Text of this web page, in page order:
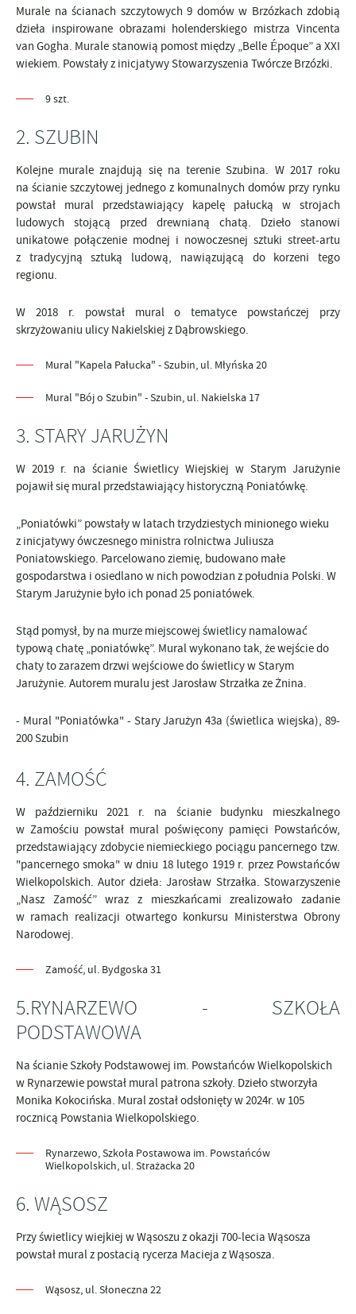
Murale na ścianach szczytowych 9 domów w Brzózkach zdobią
dzieła inspirowane obrazami holenderskiego mistrza Vincenta
van Gogha. Murale stanowią pomost między „Belle Époque” a XXI
wiekiem. Powstały z inicjatywy Stowarzyszenia Twórcze Brzózki.
9 szt.
2. SZUBIN
Kolejne murale znajdują się na terenie Szubina. W 2017 roku
na ścianie szczytowej jednego z komunalnych domów przy rynku
powstał mural przedstawiający kapelę pałucką w strojach
ludowych stojącą przed drewnianą chatą. Dzieło stanowi
unikatowe połączenie modnej i nowoczesnej sztuki street-artu
z tradycyjną sztuką ludową, nawiązującą do korzeni tego
regionu.
W 2018 r. powstał mural o tematyce powstańczej przy
skrzyżowaniu ulicy Nakielskiej z Dąbrowskiego.
Mural "Kapela Pałucka" - Szubin, ul. Młyńska 20
Mural "Bój o Szubin" - Szubin, ul. Nakielska 17
3. STARY JARUŻYN
W 2019 r. na ścianie Świetlicy Wiejskiej w Starym Jarużynie
pojawił się mural przedstawiający historyczną Poniatówkę.
„Poniatówki” powstały w latach trzydziestych minionego wieku
z inicjatywy ówczesnego ministra rolnictwa Juliusza
Poniatowskiego. Parcelowano ziemię, budowano małe
gospodarstwa i osiedlano w nich powodzian z południa Polski. W
Starym Jarużynie było ich ponad 25 poniatówek.
Stąd pomysł, by na murze miejscowej świetlicy namalować
typową chatę „poniatówkę”. Mural wykonano tak, że wejście do
chaty to zarazem drzwi wejściowe do świetlicy w Starym
Jarużynie. Autorem muralu jest Jarosław Strzałka ze Żnina.
- Mural "Poniatówka" - Stary Jarużyn 43a (świetlica wiejska), 89-
200 Szubin
4. ZAMOŚĆ
W październiku 2021 r. na ścianie budynku mieszkalnego
w Zamościu powstał mural poświęcony pamięci Powstańców,
przedstawiający zdobycie niemieckiego pociągu pancernego tzw.
"pancernego smoka" w dniu 18 lutego 1919 r. przez Powstańców
Wielkopolskich. Autor dzieła: Jarosław Strzałka. Stowarzyszenie
„Nasz Zamość” wraz z mieszkańcami zrealizowało zadanie
w ramach realizacji otwartego konkursu Ministerstwa Obrony
Narodowej.
Zamość, ul. Bydgoska 31
5.RYNARZEWO - SZKOŁA
PODSTAWOWA
Na ścianie Szkoły Podstawowej im. Powstańców Wielkopolskich
w Rynarzewie powstał mural patrona szkoły. Dzieło stworzyła
Monika Kokocińska. Mural został odsłonięty w 2024r. w 105
rocznicą Powstania Wielkopolskiego.
Rynarzewo, Szkoła Postawowa im. Powstańców
Wielkopolskich, ul. Strażacka 20
6. WĄSOSZ
Przy świetlicy wiejkiej w Wąsoszu z okazji 700-lecia Wąsosza
powstał mural z postacią rycerza Macieja z Wąsosza.
Wąsosz, ul. Słoneczna 22